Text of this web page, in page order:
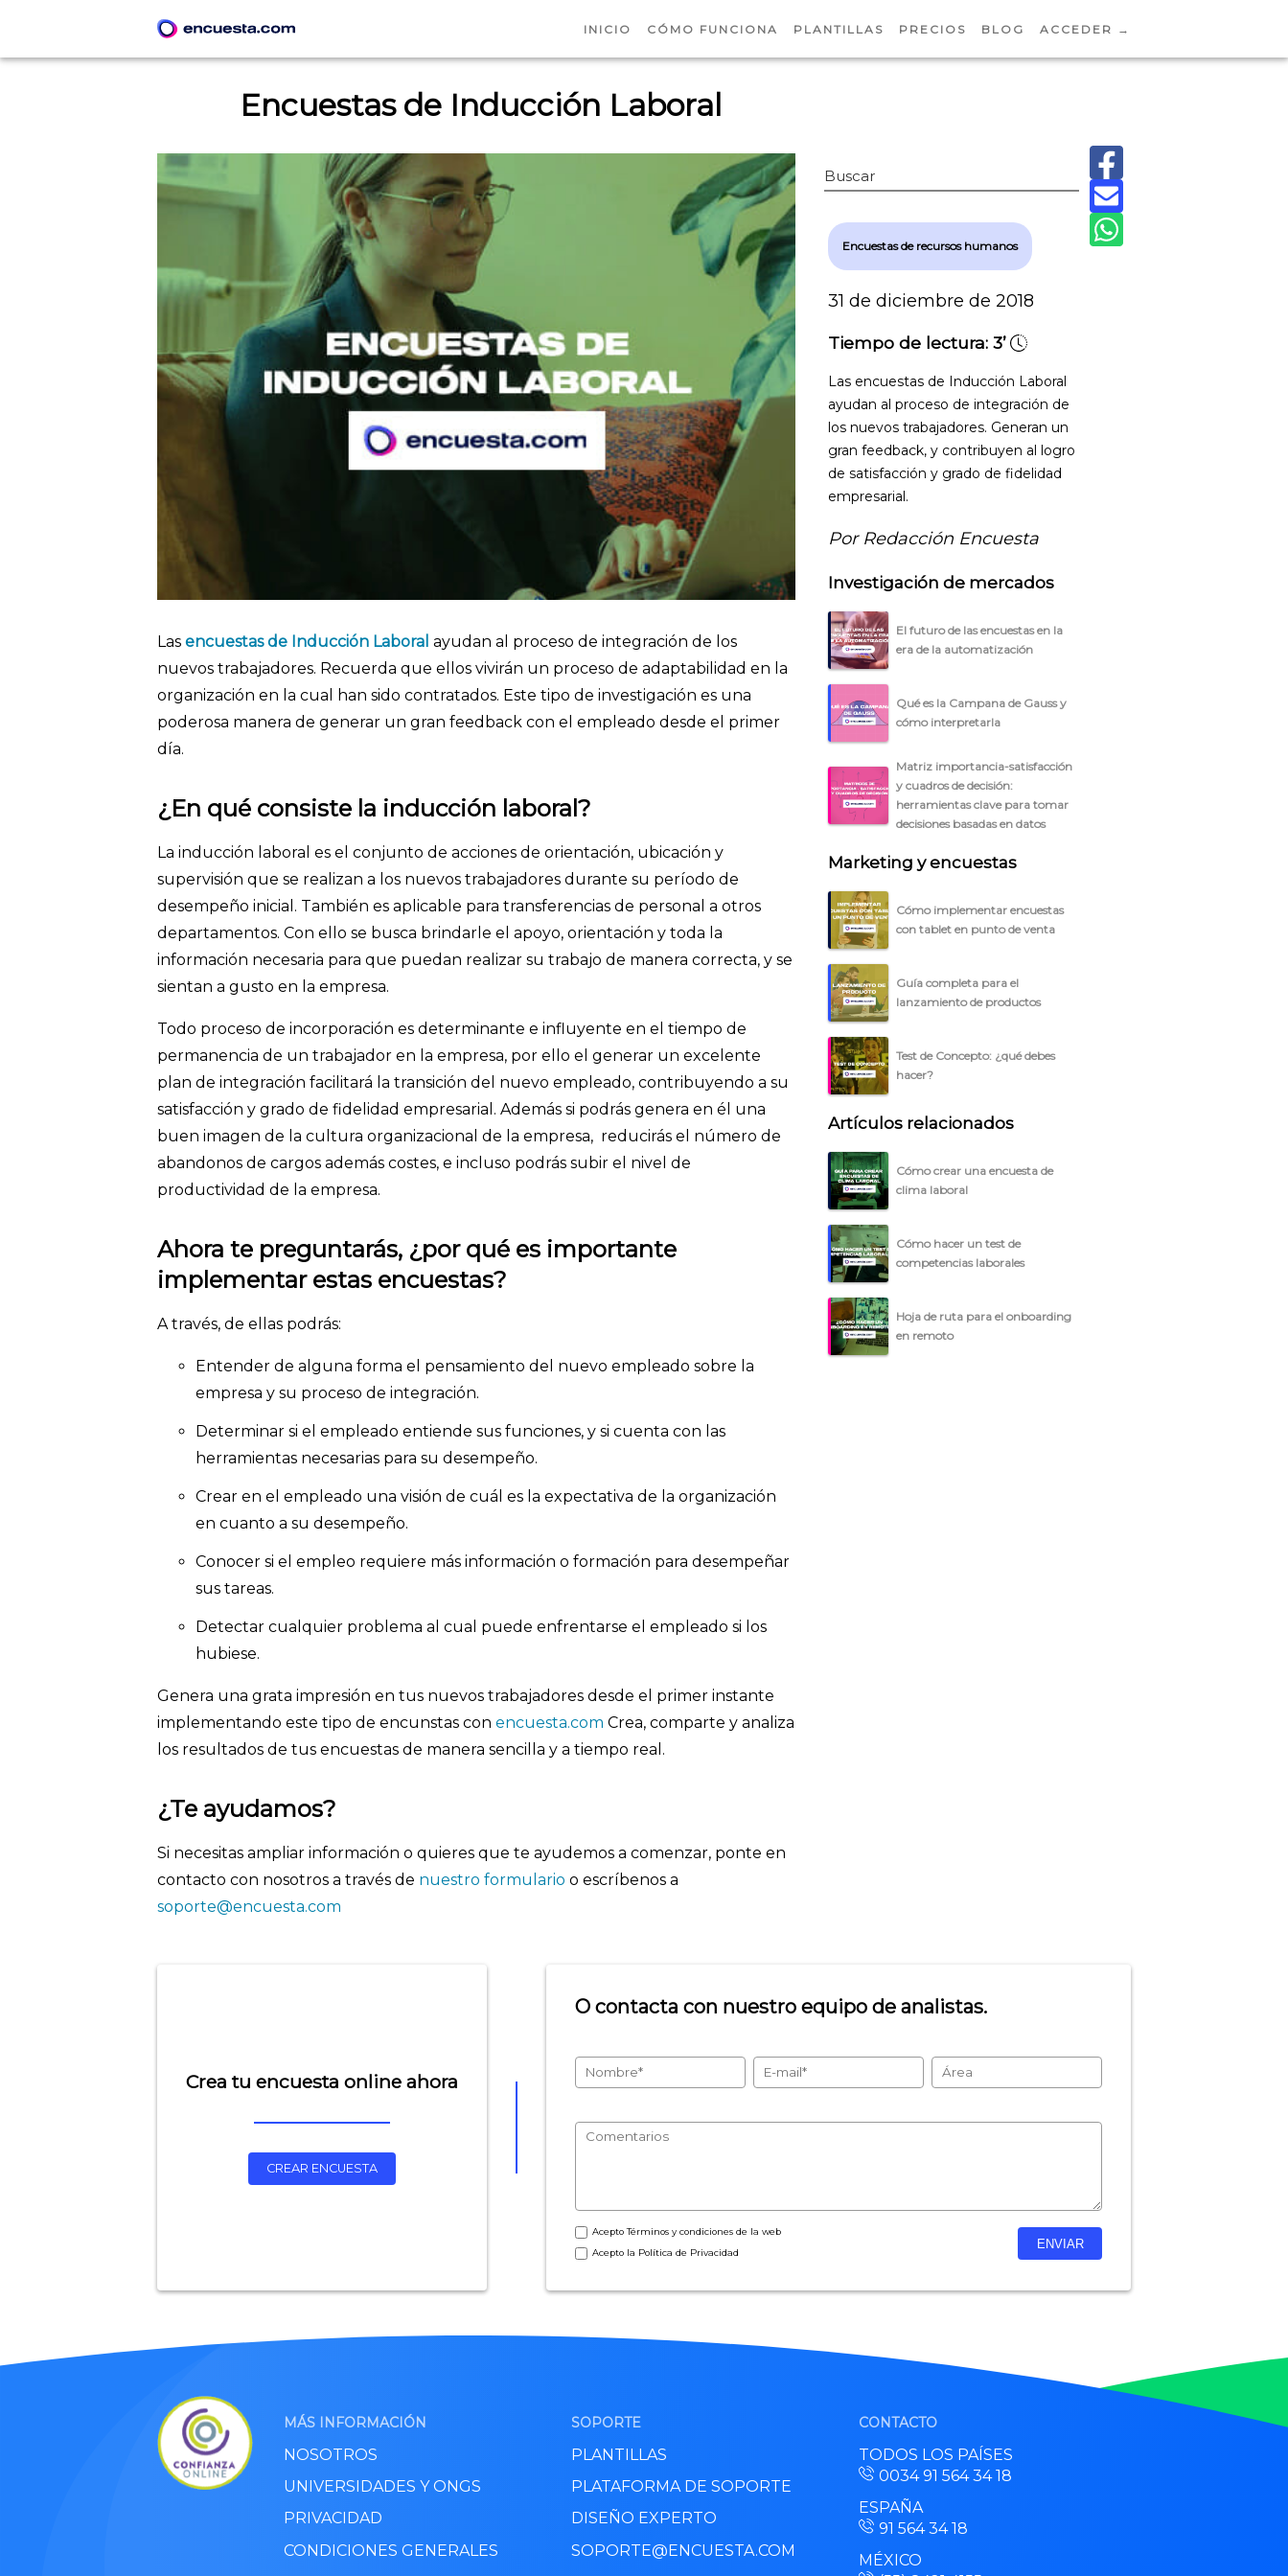
INICIO CÓMO FUNCIONA PLANTILLAS PRECIOS BLOG ACCEDER →
Encuestas de Inducción Laboral
Buscar
Las encuestas de Inducción Laboral ayudan al proceso de integración de los
nuevos trabajadores. Recuerda que ellos vivirán un proceso de adaptabilidad en la
organización en la cual han sido contratados. Este tipo de investigación es una
poderosa manera de generar un gran feedback con el empleado desde el primer
día.
¿En qué consiste la inducción laboral?
La inducción laboral es el conjunto de acciones de orientación, ubicación y
supervisión que se realizan a los nuevos trabajadores durante su período de
desempeño inicial. También es aplicable para transferencias de personal a otros
departamentos. Con ello se busca brindarle el apoyo, orientación y toda la
información necesaria para que puedan realizar su trabajo de manera correcta, y se
sientan a gusto en la empresa.
Todo proceso de incorporación es determinante e influyente en el tiempo de
permanencia de un trabajador en la empresa, por ello el generar un excelente
plan de integración facilitará la transición del nuevo empleado, contribuyendo a su
satisfacción y grado de fidelidad empresarial. Además si podrás genera en él una
buen imagen de la cultura organizacional de la empresa, reducirás el número de
abandonos de cargos además costes, e incluso podrás subir el nivel de
productividad de la empresa.
Ahora te preguntarás, ¿por qué es importante
implementar estas encuestas?
A través, de ellas podrás:
Entender de alguna forma el pensamiento del nuevo empleado sobre la
empresa y su proceso de integración.
Determinar si el empleado entiende sus funciones, y si cuenta con las
herramientas necesarias para su desempeño.
Crear en el empleado una visión de cuál es la expectativa de la organización
en cuanto a su desempeño.
Conocer si el empleo requiere más información o formación para desempeñar
sus tareas.
Detectar cualquier problema al cual puede enfrentarse el empleado si los
hubiese.
Genera una grata impresión en tus nuevos trabajadores desde el primer instante
implementando este tipo de encunstas con encuesta.com Crea, comparte y analiza
los resultados de tus encuestas de manera sencilla y a tiempo real.
¿Te ayudamos?
Si necesitas ampliar información o quieres que te ayudemos a comenzar, ponte en
contacto con nosotros a través de nuestro formulario o escríbenos a
soporte@encuesta.com
Encuestas de recursos humanos
31 de diciembre de 2018
Tiempo de lectura:3’
Las encuestas de Inducción Laboral
ayudan al proceso de integración de
los nuevos trabajadores. Generan un
gran feedback, y contribuyen al logro
de satisfacción y grado de fidelidad
empresarial.
Por Redacción Encuesta
Investigación de mercados
El futuro de las encuestas en la
era de la automatización
Qué es la Campana de Gauss y
cómo interpretarla
Matriz importancia-satisfacción
y cuadros de decisión:
herramientas clave para tomar
decisiones basadas en datos
Marketing y encuestas
Cómo implementar encuestas
con tablet en punto de venta
Guía completa para el
lanzamiento de productos
Test de Concepto: ¿qué debes
hacer?
Artículos relacionados
Cómo crear una encuesta de
clima laboral
Cómo hacer un test de
competencias laborales
Hoja de ruta para el onboarding
en remoto
Crea tu encuesta online ahora
CREAR ENCUESTA
O contacta con nuestro equipo de analistas.
AceptoTérminos y condiciones de la web
Acepto la Política de Privacidad
MÁS INFORMACIÓN
NOSOTROS
UNIVERSIDADES Y ONGS
PRIVACIDAD
CONDICIONES GENERALES
SOPORTE
PLANTILLAS
PLATAFORMA DE SOPORTE
DISEÑO EXPERTO
SOPORTE@ENCUESTA.COM
CONTACTO
TODOS LOS PAÍSES
0034 91 564 34 18
ESPAÑA
91 564 34 18
MÉXICO